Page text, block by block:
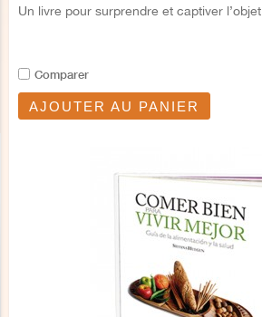
Un livre pour surprendre et captiver
Comparer
AJOUTER AU PANIER